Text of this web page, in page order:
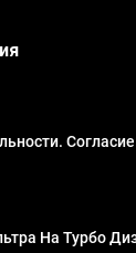
На Турбо